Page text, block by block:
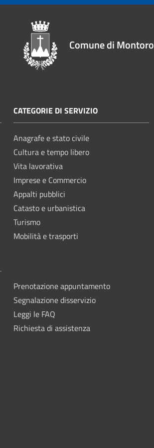
Comune di Montoro
CATEGORIE DI SERVIZIO
Anagrafe e stato civile
Cultura e tempo libero
Vita lavorativa
Imprese e Commercio
Appalti pubblici
Catasto e urbanistica
Turismo
Mobilità e trasporti
Prenotazione appuntamento
Segnalazione disservizio
Leggi le FAQ
Richiesta di assistenza